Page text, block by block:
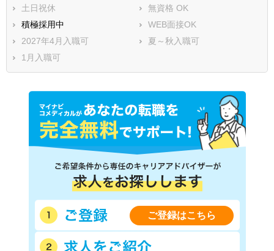
土日祝休
無資格 OK
積極採用中
WEB面接OK
2027年4月入職可
夏～秋入職可
1月入職可
ご登録はこちら